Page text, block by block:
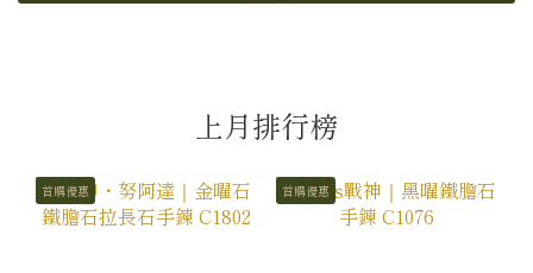
上月排行榜
首購優惠 首購優惠